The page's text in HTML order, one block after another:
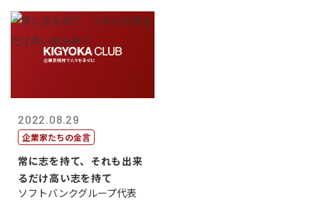
2022.08.29
企業家たちの金言
常に志を持て、それも出来
るだけ高い志を持て
ソフトバンクグループ代表